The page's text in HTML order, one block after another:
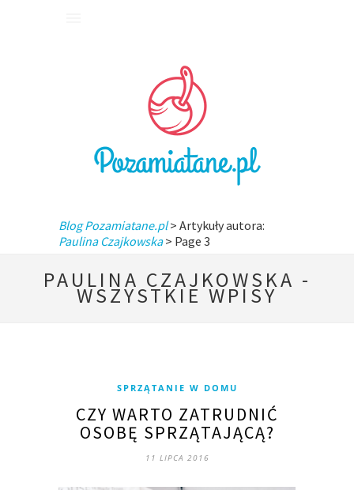
Blog Pozamiatane.pl> Artykuły autora:
Paulina Czajkowska> Page 3
PAULINA CZAJKOWSKA -
WSZYSTKIE WPISY
SPRZĄTANIE W DOMU
CZY WARTO ZATRUDNIĆ
OSOBĘ SPRZĄTAJĄCĄ?
11 LIPCA 2016